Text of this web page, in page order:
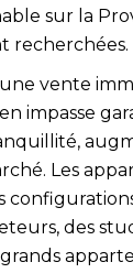
sur la
recherchées.
vente
impasse
Les
des